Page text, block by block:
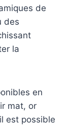
de
des
la
en
mat, or
est possible